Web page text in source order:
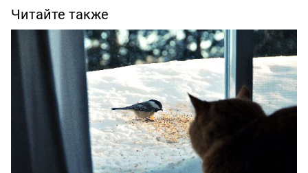
Читайте также